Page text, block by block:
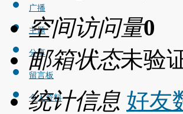
广播
主题
分享
留言板
个人资料
空间访问量0
邮箱状态未验
统计信息 好友